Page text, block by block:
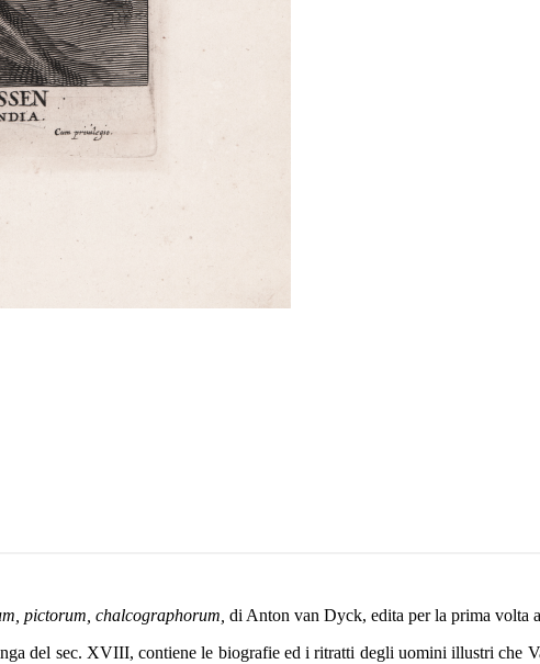
pictorum, chalcographorum, di Anton van Dyck, edita per la prima volta
del sec. XVIII, contiene le biografie ed i ritratti degli uomini illustri che